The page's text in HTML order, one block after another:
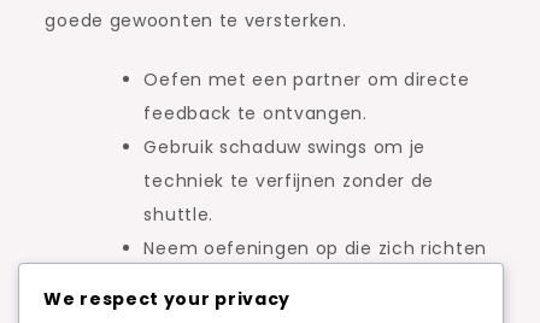
goede gewoonten te versterken.
Oefen met een partner om directe
feedback te ontvangen.
Gebruik schaduw swings om je
techniek te verfijnen zonder de
shuttle.
Neem oefeningen op die zich richten
We respect your privacy